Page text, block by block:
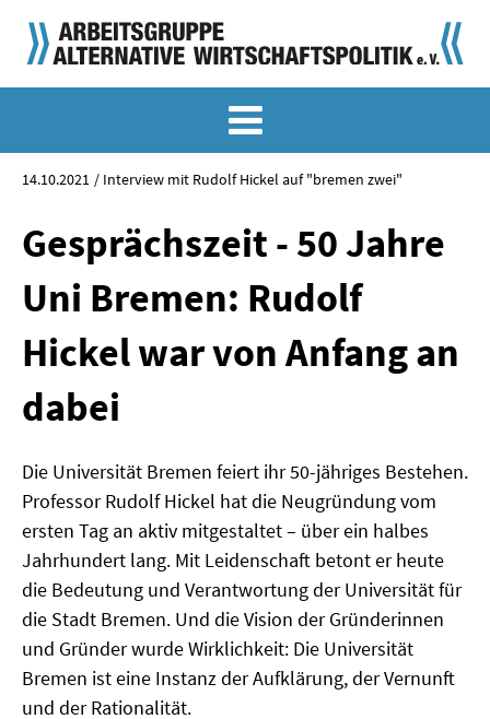
KLASSIKER
SONDERVERÖFFENTLICHUNGEN
LANGFASSUNGEN ZU DEN MEMORANDEN
MATERIALIEN
MATERIALIEN ZU DEN MEMORANDEN
MEMO-FORUM
SOMMERSCHULE
SOMMERSCHULE 2025
14.10.2021 Interview mit Rudolf Hickel auf "bremen zwei"
Gesprächszeit - 50 Jahre
Uni Bremen: Rudolf
Hickel war von Anfang an
dabei
Die Universität Bremen feiert ihr 50-jähriges Bestehen.
Professor Rudolf Hickel hat die Neugründung vom
ersten Tag an aktiv mitgestaltet – über ein halbes
Jahrhundert lang. Mit Leidenschaft betont er heute
die Bedeutung und Verantwortung der Universität für
die Stadt Bremen. Und die Vision der Gründerinnen
und Gründer wurde Wirklichkeit: Die Universität
Bremen ist eine Instanz der Aufklärung, der Vernunft
und der Rationalität.